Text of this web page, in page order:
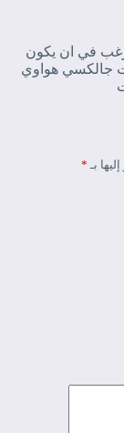
في ان يكون
جالكسي هواوي
بـ *